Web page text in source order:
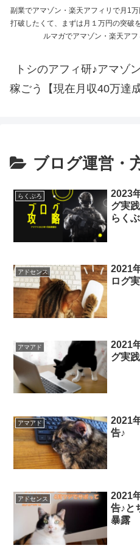
副業でアマゾン・楽天アフィリで月1
打破したくて、まずは月１万円の突破
ルマガでアマゾン・楽天ア
トシのアフィ研♪アマゾ
稼ごう【現在月収40万達
ブログ運営・
らくぶろ
2023
グ実
らく
アドセンス
2021
ログ
アマアド
2021
グ実
アマアド
2021
告♪
アドセンス
2021
告♪と
暴露